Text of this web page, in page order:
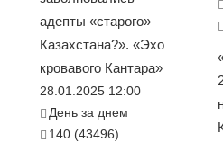
адепты «старого»
Казахстана?». «Эхо
кровавого Кантара»
28.01.2025 12:00
День за днем
140 (43496)